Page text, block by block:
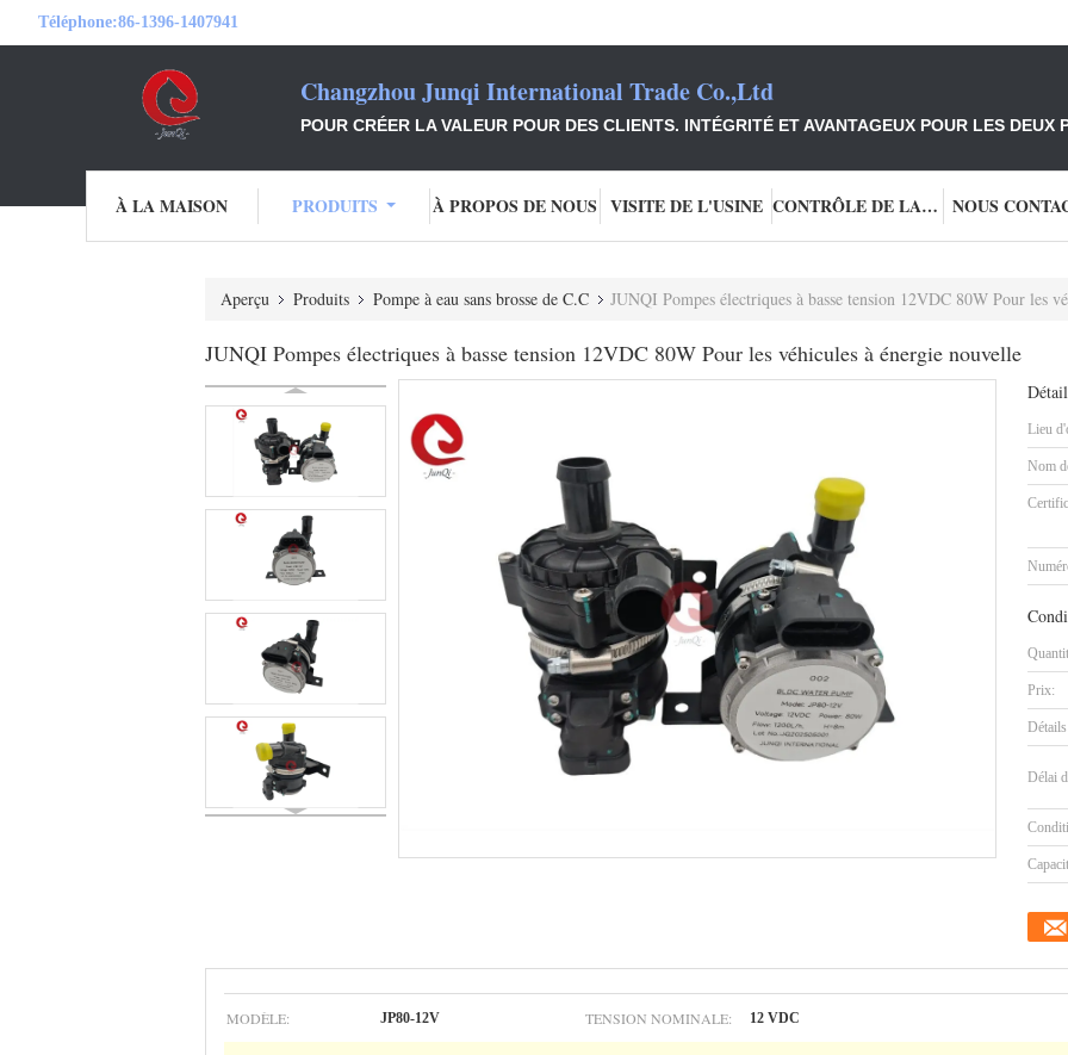
Téléphone:86-1396-1407941
Changzhou Junqi International Trade Co.,Ltd
POUR CRÉER LA VALEUR POUR DES CLIENTS. INTÉGRITÉ ET AVANTAGEUX POUR LES DEUX
À LA MAISON PRODUITS À PROPOS DE NOUS VISITE DE L'USINE CONTRÔLE DE LA QUALITÉ NOUS
Aperçu Produits Pompe à eau sans brosse de C.C JUNQI Pompes électriques à basse tension 12VDC 80W Pour les
JUNQI Pompes électriques à basse tension 12VDC 80W Pour les véhicules à énergie nouvelle
Lieu
Nom
Prix:
Délai
MODÈLE: JP80-12V TENSION NOMINALE: 12 VDC